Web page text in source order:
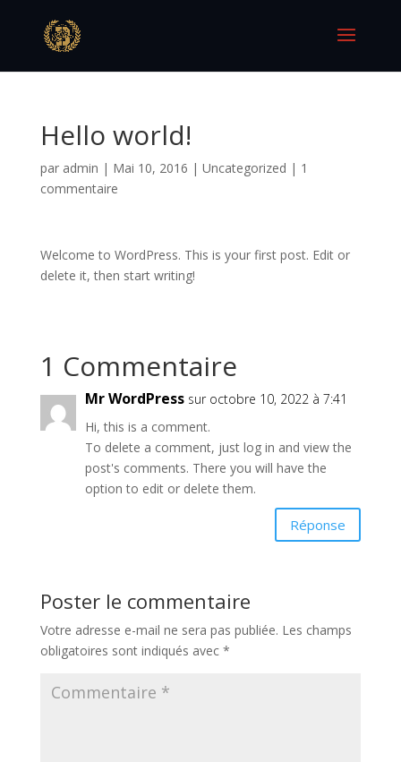
Hello world!
par admin | Mai 10, 2016 | Uncategorized | 1
commentaire
Welcome to WordPress. This is your first post. Edit or
delete it, then start writing!
1 Commentaire
Mr WordPress sur octobre 10, 2022 à 7:41
Hi, this is a comment.
To delete a comment, just log in and view the
post's comments. There you will have the
option to edit or delete them.
Réponse
Poster le commentaire
Votre adresse e-mail ne sera pas publiée. Les champs
obligatoires sont indiqués avec *